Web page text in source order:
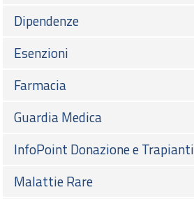
Dipendenze
Esenzioni
Farmacia
Guardia Medica
InfoPoint Donazione e Trapianti
Malattie Rare